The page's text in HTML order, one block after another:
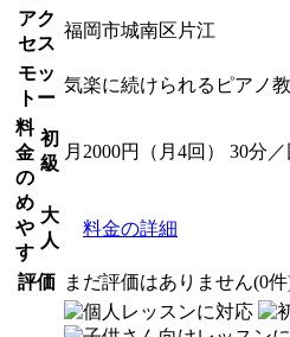
アク
セス
福岡市城南区片江
モッ
トー
気楽に続けられるピアノ
料
金
の
め
や
す
初
級
月2000円（月4回） 30分／
大
人
料金の詳細
評価 まだ評価はありません(0